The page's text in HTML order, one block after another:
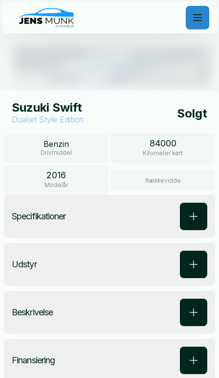
Suzuki Swift
Dualjet Style Edition Solgt
Benzin
Drivmiddel
84000
Kilometer kørt
2016
Modelår
Rækkevidde
Specifikationer
Udstyr
Beskrivelse
Finansiering